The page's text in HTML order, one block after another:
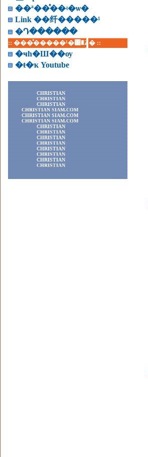
��ª��ͤ��ʵ�ѡ�
Link ��纤�����¹
�Դ������
:: ���ͤ�����¹�͹�Ź� ::
�ҹһ�Ш��ѹ
�ŧ�ҡ Youtube
CHRISTIAN
CHRISTIAN
CHRISTIAN
CHRISTIAN SIAM.COM
CHRISTIAN SIAM.COM
CHRISTIAN SIAM.COM
CHRISTIAN
CHRISTIAN
CHRISTIAN
CHRISTIAN
CHRISTIAN
CHRISTIAN
CHRISTIAN
CHRISTIAN